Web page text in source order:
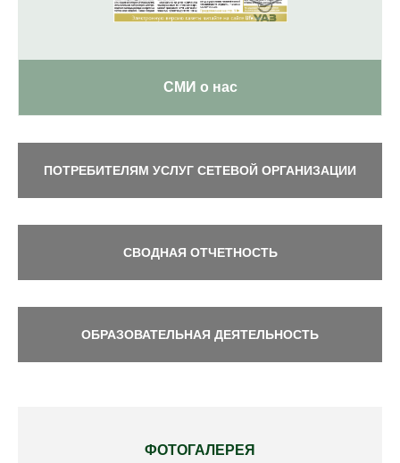
СМИ о нас
ПОТРЕБИТЕЛЯМ УСЛУГ СЕТЕВОЙ ОРГАНИЗАЦИИ
СВОДНАЯ ОТЧЕТНОСТЬ
ОБРАЗОВАТЕЛЬНАЯ ДЕЯТЕЛЬНОСТЬ
ФОТОГАЛЕРЕЯ